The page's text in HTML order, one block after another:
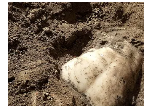
10
Image Credit :Asianet News
বর্তমান DA/DR গণনার পদ্ধতি